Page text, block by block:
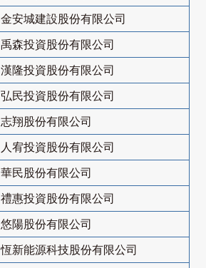
金安城建設股份有限公司
禹森投資股份有限公司
漢隆投資股份有限公司
弘民投資股份有限公司
志翔股份有限公司
人宥投資股份有限公司
華民股份有限公司
禮惠投資股份有限公司
悠陽股份有限公司
恆新能源科技股份有限公司